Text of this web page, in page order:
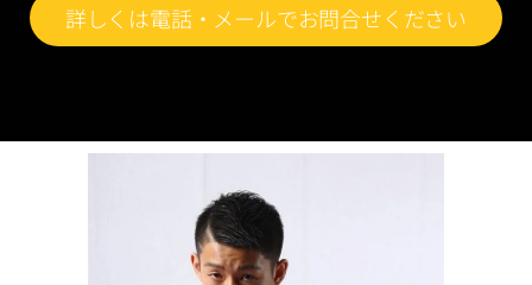
詳しくは電話・メールでお問合せください